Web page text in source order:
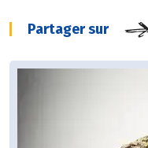
Partager sur